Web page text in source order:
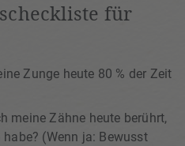
für
Zunge heute 80 % der Zeit
meine Zähne heute berührt,
(Wenn ja: Bewusst